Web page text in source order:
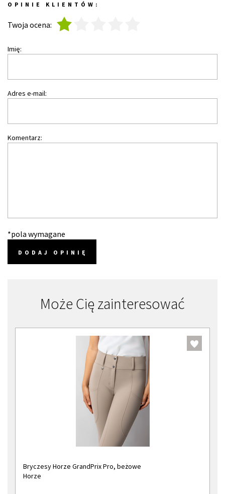
OPINIE KLIENTÓW:
Twoja ocena:
Imię:
Adres e-mail:
Komentarz:
*pola wymagane
DODAJ OPINIĘ
Może Cię zainteresować
Bryczesy Horze GrandPrix Pro, beżowe
Horze